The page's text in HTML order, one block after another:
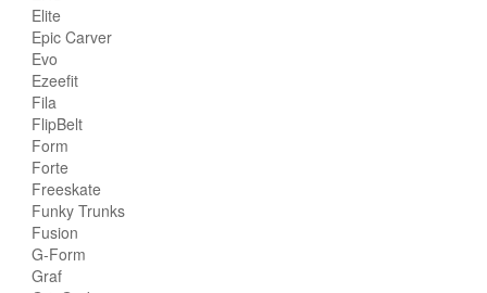
Elite
Epic Carver
Evo
Ezeefit
Fila
FlipBelt
Form
Forte
Freeskate
Funky Trunks
Fusion
G-Form
Graf